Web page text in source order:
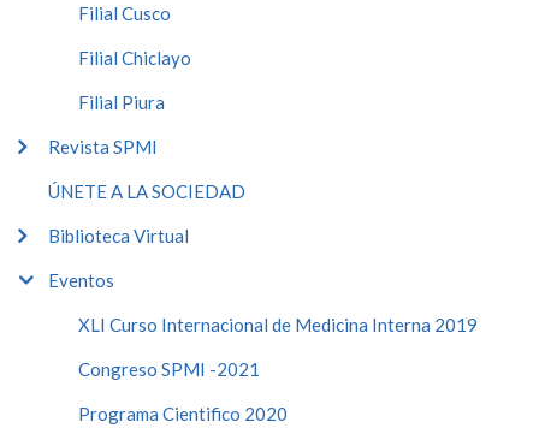
Filial Cusco
Filial Chiclayo
Filial Piura
Revista SPMI
ÚNETE A LA SOCIEDAD
Biblioteca Virtual
Eventos
XLI Curso Internacional de Medicina Interna 2019
Congreso SPMI -2021
Programa Cientifico 2020